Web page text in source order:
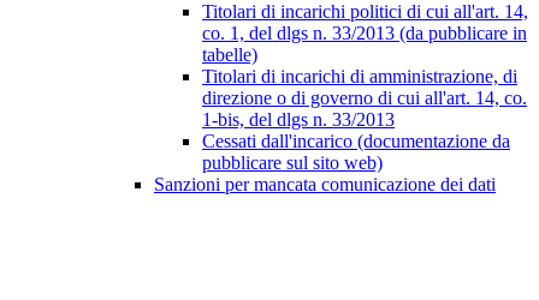
Titolari di incarichi politici di cui all'art. 14,
co. 1, del dlgs n. 33/2013 (da pubblicare in
tabelle)
Titolari di incarichi di amministrazione, di
direzione o di governo di cui all'art. 14, co.
1-bis, del dlgs n. 33/2013
Cessati dall'incarico (documentazione da
pubblicare sul sito web)
Sanzioni per mancata comunicazione dei dati